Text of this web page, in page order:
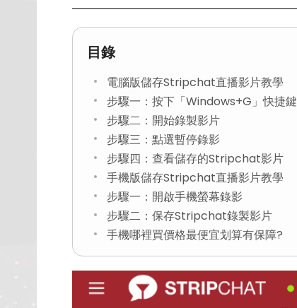
目錄
電腦版儲存Stripchat直播影片教學
步驟一：按下「Windows+G」快捷鍵
步驟二：開始錄製影片
步驟三：點選暫停錄影
步驟四：查看儲存的Stripchat影片
手機版儲存Stripchat直播影片教學
步驟一：開啟手機螢幕錄影
步驟二：保存Stripchat錄製影片
手機哪裡買價格最便宜划算有保障?